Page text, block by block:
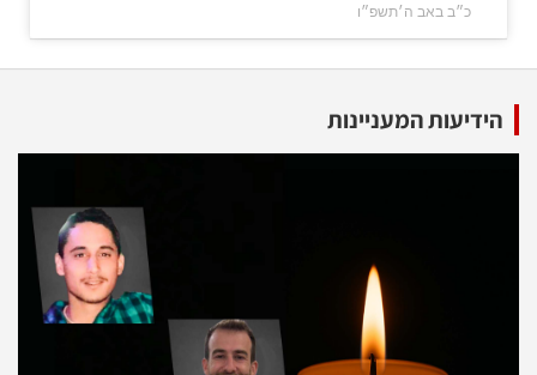
כ״ב באב ה׳תשפ״ו
הידיעות המעניינות